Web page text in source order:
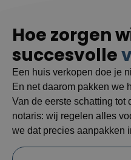
Hoe zorgen
succesvolle
Een huis verkopen doe je
En net daarom pakken we
Van de eerste schatting tot
notaris: wij regelen alles
we dat precies aanpakken